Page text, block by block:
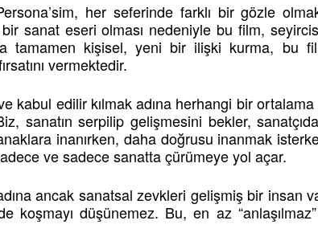
her seferinde farklı bir gözle
sanat eseri olması nedeniyle bu film,
tamamen kişisel, yeni bir ilişki kurma, bu
vermektedir.
kabul edilir kılmak adına herhangi bir
sanatın serpilip gelişmesini bekler,
inanırken, daha doğrusu inanmak
ve sadece sanatta çürümeye yol açar.
ancak sanatsal zevkleri gelişmiş bir insan
koşmayı düşünemez. Bu, en az